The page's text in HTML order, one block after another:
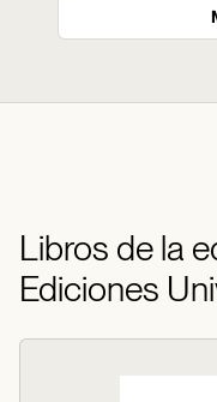
Libros de la
Ediciones